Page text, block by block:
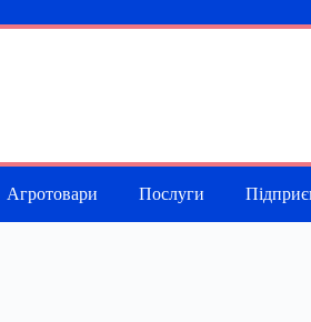
Агротовари Послуги